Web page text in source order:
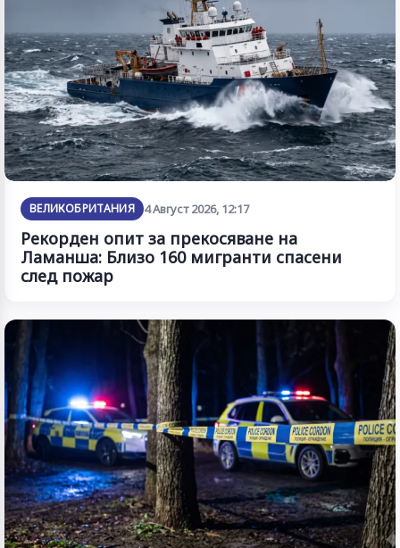
ВЕЛИКОБРИТАНИЯ 4 Август 2026, 12:17
Рекорден опит за прекосяване на
Ламанша: Близо 160 мигранти спасени
след пожар